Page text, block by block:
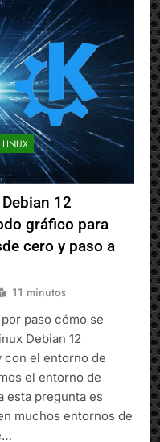
12
gráfico para
cero y paso a
11 minutos
paso cómo se
Debian 12
con el entorno de
el entorno de
esta pregunta es
muchos entornos de